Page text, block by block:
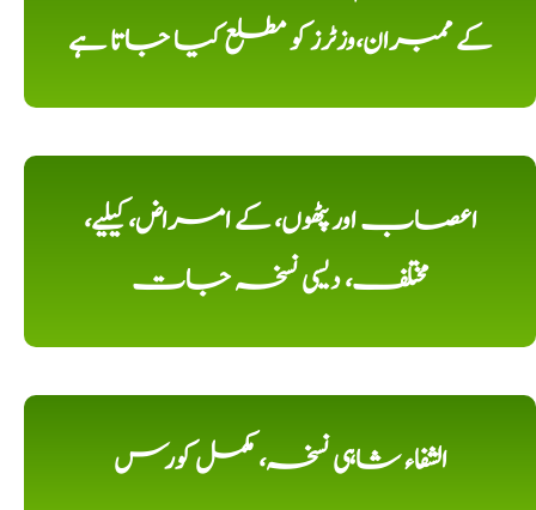
کے ممبران،وزٹرز کو مطلع کیا جاتا ہے
اعصاب اور پٹھوں، کے امراض، کیلیے،
مختلف، دیسی نسخہ جات
الشفاء شاہی نسخہ، مکمل کورس